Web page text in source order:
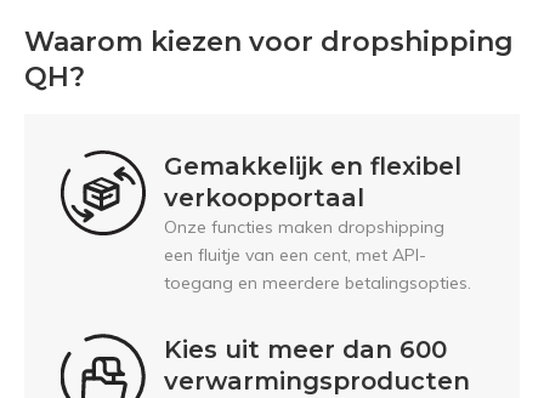
Waarom kiezen voor dropshipping
QH?
Gemakkelijk en flexibel
verkoopportaal
Onze functies maken dropshipping
een fluitje van een cent, met API-
toegang en meerdere betalingsopties.
Kies uit meer dan 600
verwarmingsproducten